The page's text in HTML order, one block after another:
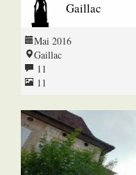
Gaillac
Mai 2016
Gaillac
11
11